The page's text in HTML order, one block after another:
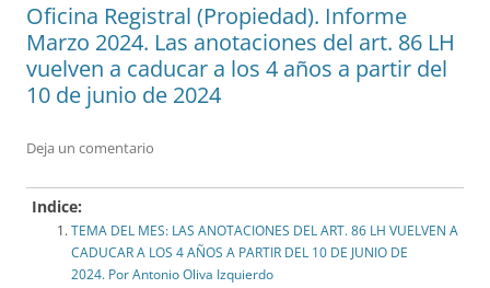
Oficina Registral (Propiedad). Informe
Marzo 2024. Las anotaciones del art. 86 LH
vuelven a caducar a los 4 años a partir del
10 de junio de 2024
Deja un comentario
Indice:
TEMA DEL MES: LAS ANOTACIONES DEL ART. 86 LH VUELVEN A
CADUCAR A LOS 4 AÑOS A PARTIR DEL 10 DE JUNIO DE
2024. Por Antonio Oliva Izquierdo